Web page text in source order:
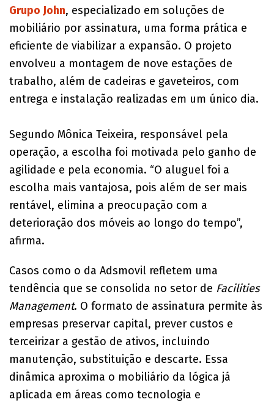
Grupo John, especializado em soluções de
mobiliário por assinatura, uma forma prática e
eficiente de viabilizar a expansão. O projeto
envolveu a montagem de nove estações de
trabalho, além de cadeiras e gaveteiros, com
entrega e instalação realizadas em um único dia.
Segundo Mônica Teixeira, responsável pela
operação, a escolha foi motivada pelo ganho de
agilidade e pela economia. “O aluguel foi a
escolha mais vantajosa, pois além de ser mais
rentável, elimina a preocupação com a
deterioração dos móveis ao longo do tempo”,
afirma.
Casos como o da Adsmovil refletem uma
tendência que se consolida no setor de Facilities
Management. O formato de assinatura permite às
empresas preservar capital, prever custos e
terceirizar a gestão de ativos, incluindo
manutenção, substituição e descarte. Essa
dinâmica aproxima o mobiliário da lógica já
aplicada em áreas como tecnologia e